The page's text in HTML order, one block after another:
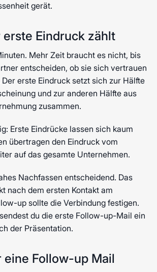
gerät.
erste Eindruck zählt
Mehr Zeit braucht es nicht, bis
entscheiden, ob sie sich vertrauen
erste Eindruck setzt sich zur Hälfte
und zur anderen Hälfte aus
zusammen.
Erste Eindrücke lassen sich kaum
übertragen den Eindruck vom
auf das gesamte Unternehmen.
Nachfassen entscheidend. Das
nach dem ersten Kontakt am
up sollte die Verbindung festigen.
du die erste Follow-up-Mail ein
der Präsentation.
eine Follow-up Mail